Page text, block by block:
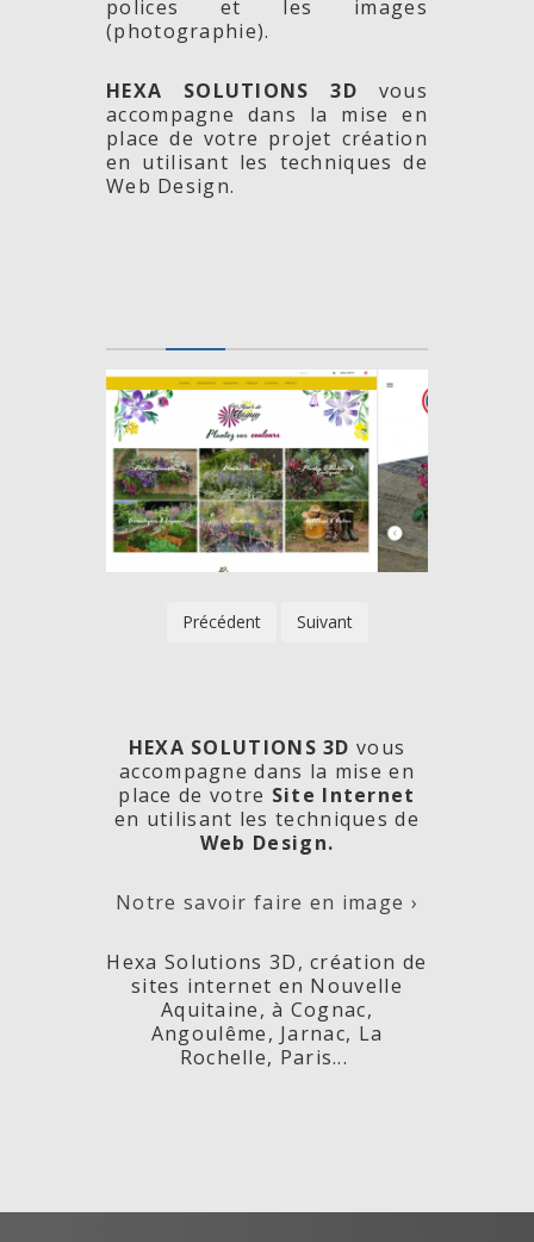
polices et les images
(photographie).
HEXA SOLUTIONS 3D vous
accompagne dans la mise en
place de votre projet création
en utilisant les techniques de
Web Design.
Les
Précédent Suivant
HEXA SOLUTIONS 3D vous
accompagne dans la mise en
place de votre Site Internet
en utilisant les techniques de
Web Design.
Notre savoir faire en image ›
Hexa Solutions 3D, création de
sites internet en Nouvelle
Aquitaine, à Cognac,
Angoulême, Jarnac, La
Rochelle, Paris...